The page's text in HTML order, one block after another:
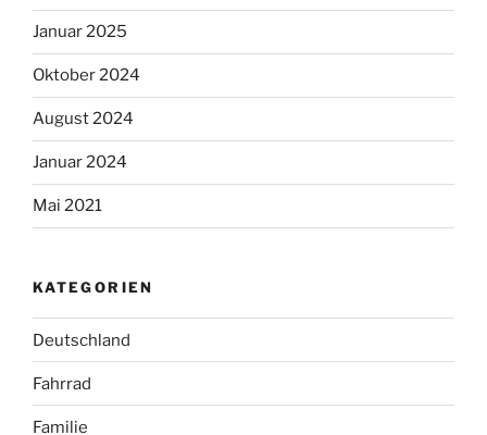
Januar 2025
Oktober 2024
August 2024
Januar 2024
Mai 2021
KATEGORIEN
Deutschland
Fahrrad
Familie